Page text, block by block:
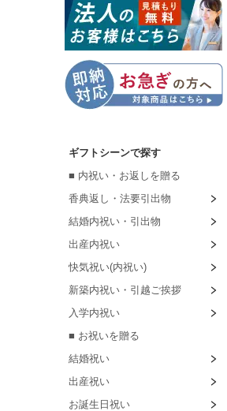
ギフトシーンで探す
■ 内祝い・お返しを贈る
香典返し・法要引出物
結婚内祝い・引出物
出産内祝い
快気祝い(内祝い)
新築内祝い・引越ご挨拶
入学内祝い
■ お祝いを贈る
結婚祝い
出産祝い
お誕生日祝い